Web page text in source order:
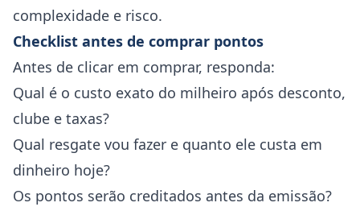
complexidade e risco.
Checklist antes de comprar pontos
Antes de clicar em comprar, responda:
Qual é o custo exato do milheiro após desconto,
clube e taxas?
Qual resgate vou fazer e quanto ele custa em
dinheiro hoje?
Os pontos serão creditados antes da emissão?